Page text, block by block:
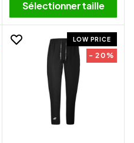
Sélectionner taille
LOW PRICE
- 20%